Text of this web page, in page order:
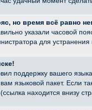
но время всё равно
указали часовой
для устранения
поддержку вашего
языковой пакет. Если
находится внизу